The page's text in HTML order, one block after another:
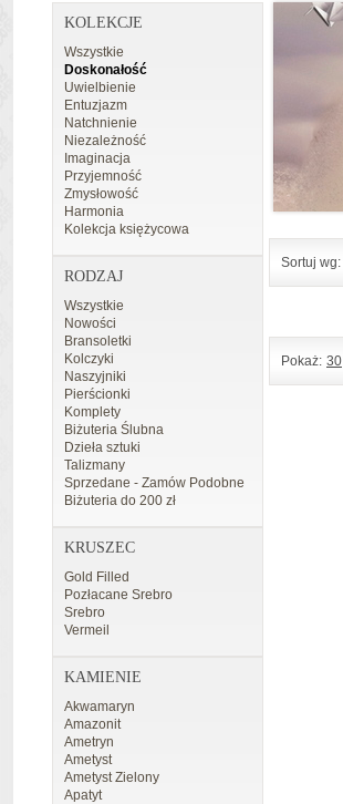
KOLEKCJE
Wszystkie
Doskonałość
Uwielbienie
Entuzjazm
Natchnienie
Niezależność
Imaginacja
Przyjemność
Zmysłowość
Harmonia
Kolekcja księżycowa
RODZAJ
Wszystkie
Nowości
Bransoletki
Kolczyki
Naszyjniki
Pierścionki
Komplety
Biżuteria Ślubna
Dzieła sztuki
Talizmany
Sprzedane - Zamów Podobne
Biżuteria do 200 zł
KRUSZEC
Gold Filled
Pozłacane Srebro
Srebro
Vermeil
KAMIENIE
Akwamaryn
Amazonit
Ametryn
Ametyst
Ametyst Zielony
Apatyt
Sortuj wg:
Pokaż: 30